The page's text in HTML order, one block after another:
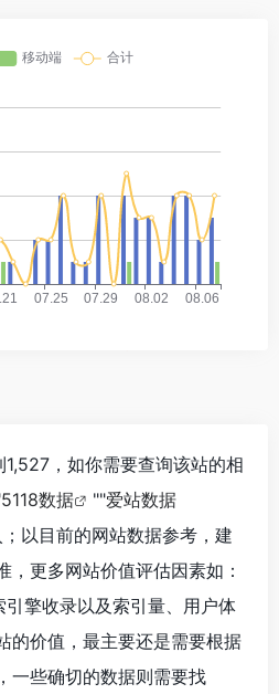
，如你需要查询该站的相
5118数据 ""爱站数据
以目前的网站数据参考，建
，更多网站价值评估因素如：
擎收录以及索引量、用户体
的价值，最主要还是需要根据
一些确切的数据则需要找